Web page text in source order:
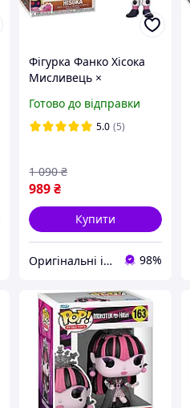
Фігурка Фанко Хісока
Мисливець ×
Hunter x Hunter Hisoka
Funko 41067
Готово до відправки
5.0 (5)
989₴
1 090 ₴
Купити
Оригінальні іграшки з Америки та Японії 98%